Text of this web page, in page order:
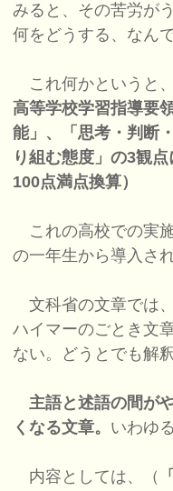
みると、その苦労が
何をどうする、なんで
これ何かというと
高等学校学習指導要領
能」、「思考・判断
り組む態度」の3観
100点満点換算）
これの高校での実
の一年生から導入さ
文科省の文章では
ハイマーのごとき文
ない。どうとでも解
主語と述語の間が
くなる文章。 いわゆ
内容としては、（